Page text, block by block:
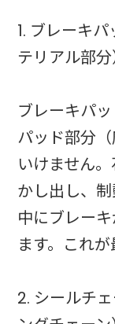
1. ブレーキ
テリアル部分
ブレーキパ
パッド部分
いけません
かし出し、
中にブレー
ます。これが
2. シールチ